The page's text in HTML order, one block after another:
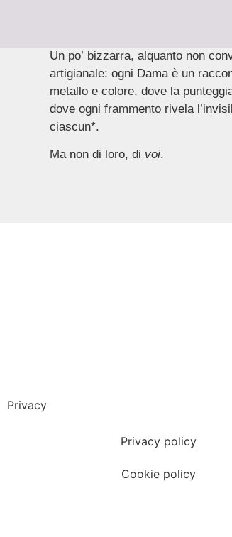
Un po’ bizzarra, alquanto non
artigianale: ogni Dama è un
metallo e colore, dove la
dove ogni frammento rivela
ciascun*.
Ma non di loro, di voi.
Privacy
Privacy policy
Cookie policy